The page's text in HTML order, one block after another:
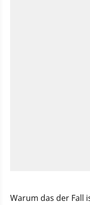
Warum das der Fall